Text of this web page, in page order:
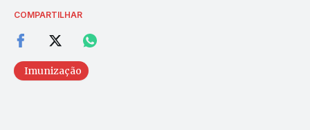
COMPARTILHAR
Imunização